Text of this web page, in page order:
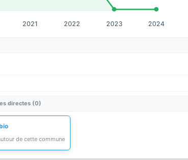
2021 2022 2023 2024
directes (0)
de cette commune